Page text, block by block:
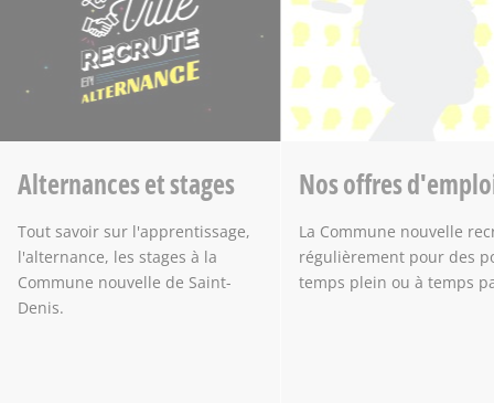
Alternances et stages
Tout savoir sur l'apprentissage,
l'alternance, les stages à la
Commune nouvelle de Saint-
Denis.
Nos offres
La Commune nouvelle
régulièrement pour des
temps plein ou à temps